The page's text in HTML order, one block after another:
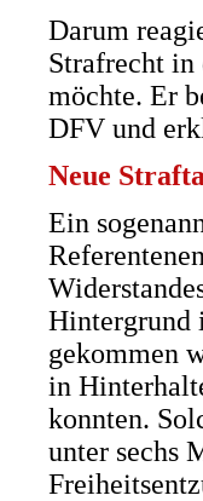
Darum
Strafrecht in
möchte. Er
DFV und
Neue
Ein
Hintergrund
gekommen
in
konnten.
unter sechs